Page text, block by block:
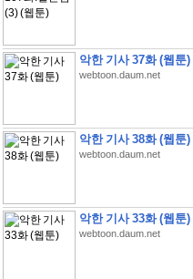
악한 기사 37화 (웹툰)
webtoon.daum.net
악한 기사 38화 (웹툰)
webtoon.daum.net
악한 기사 33화 (웹툰)
webtoon.daum.net